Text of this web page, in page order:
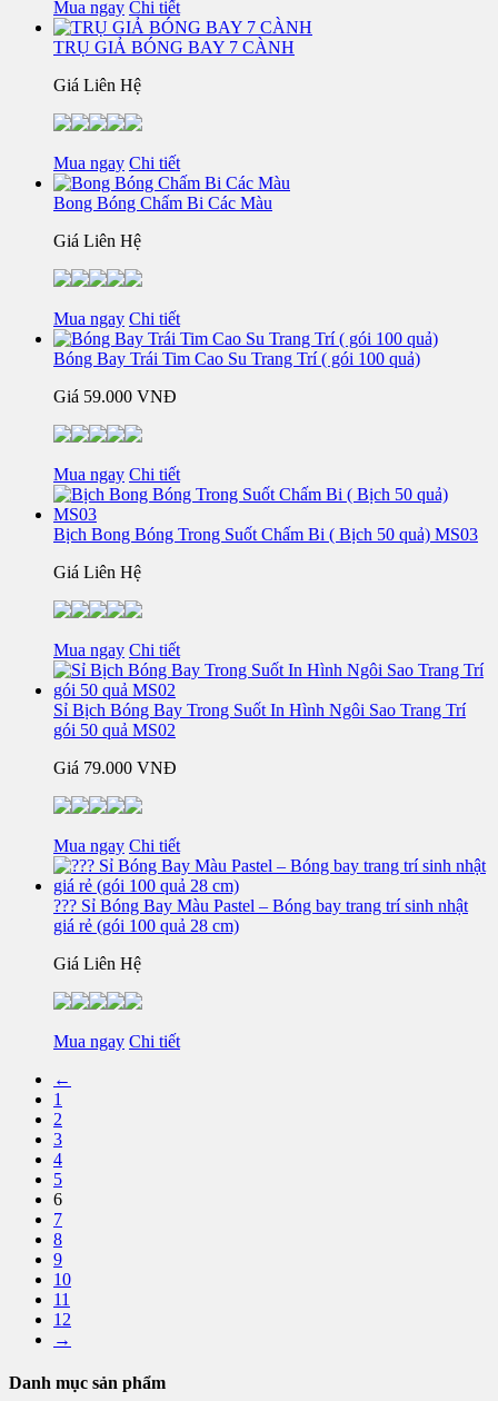
Mua ngay Chi tiết
TRỤ GIẢ BÓNG BAY 7 CÀNH
Giá Liên Hệ
Mua ngay Chi tiết
Bong Bóng Chấm Bi Các Màu
Giá Liên Hệ
Mua ngay Chi tiết
Bóng Bay Trái Tim Cao Su Trang Trí ( gói 100 quả)
Giá 59.000 VNĐ
Mua ngay Chi tiết
Bịch Bong Bóng Trong Suốt Chấm Bi ( Bịch 50 quả) MS03
Giá Liên Hệ
Mua ngay Chi tiết
Sỉ Bịch Bóng Bay Trong Suốt In Hình Ngôi Sao Trang Trí
gói 50 quả MS02
Giá 79.000 VNĐ
Mua ngay Chi tiết
??? Sỉ Bóng Bay Màu Pastel – Bóng bay trang trí sinh nhật
giá rẻ (gói 100 quả 28 cm)
Giá Liên Hệ
Mua ngay Chi tiết
←
1
2
3
4
5
6
7
8
9
10
11
12
→
Danh mục sản phẩm